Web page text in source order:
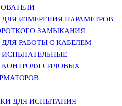
ИЗМЕРЕНИЯ ПАРАМЕТРОВ
ЗАМЫКАНИЯ
РАБОТЫ С КАБЕЛЕМ
ИСПЫТАТЕЛЬНЫЕ
КОНТРОЛЯ СИЛОВЫХ
ДЛЯ ИСПЫТАНИЯ